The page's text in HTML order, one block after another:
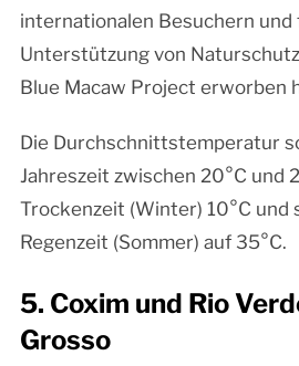
internationalen Besuchern und
Unterstützung von
Blue Macaw Project erworben
Die Durchschnittstemperatur
Jahreszeit zwischen 20°C und
Trockenzeit (Winter) 10°C und
Regenzeit (Sommer) auf 35°C.
5. Coxim und Rio
Grosso